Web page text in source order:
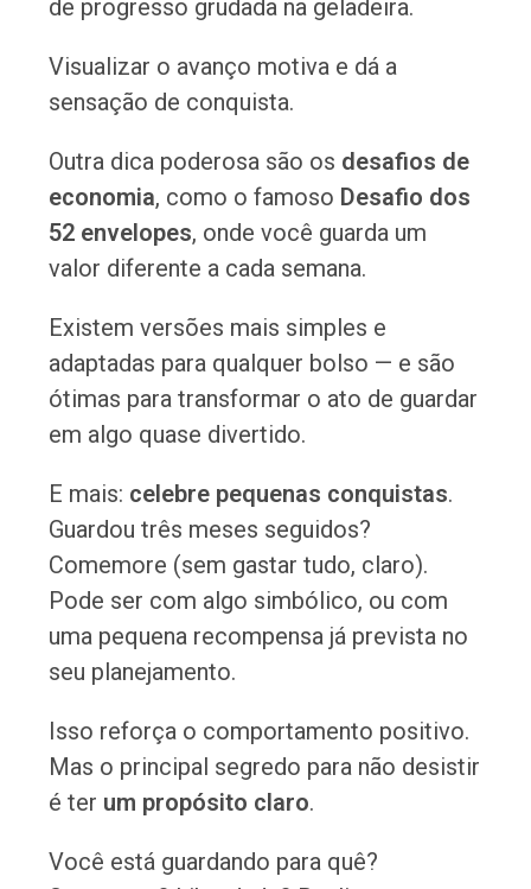
de progresso grudada na geladeira.
Visualizar o avanço motiva e dá a
sensação de conquista.
Outra dica poderosa são os desafios de
economia, como o famoso Desafio dos
52 envelopes, onde você guarda um
valor diferente a cada semana.
Existem versões mais simples e
adaptadas para qualquer bolso — e são
ótimas para transformar o ato de guardar
em algo quase divertido.
E mais: celebre pequenas conquistas.
Guardou três meses seguidos?
Comemore (sem gastar tudo, claro).
Pode ser com algo simbólico, ou com
uma pequena recompensa já prevista no
seu planejamento.
Isso reforça o comportamento positivo.
Mas o principal segredo para não desistir
é ter um propósito claro.
Você está guardando para quê?